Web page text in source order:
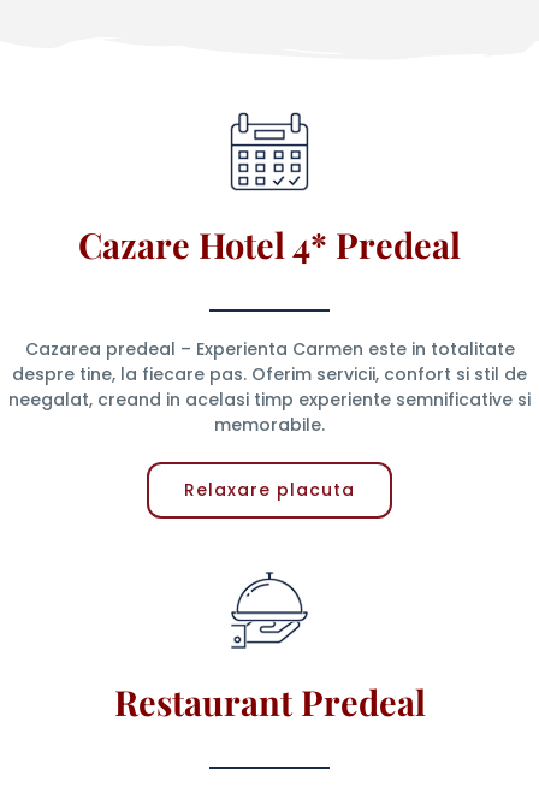
Cazare Hotel 4* Predeal
Cazarea predeal – Experienta Carmen este in totalitate
despre tine, la fiecare pas. Oferim servicii, confort si stil de
neegalat, creand in acelasi timp experiente semnificative si
memorabile.
Relaxare placuta
Restaurant Predeal